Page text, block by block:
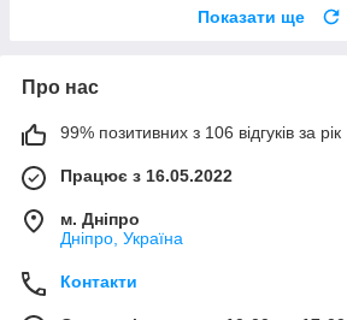
Показати ще
Про нас
99% позитивних з 106 відгуків за рік
Працює з 16.05.2022
м. Дніпро
Дніпро, Україна
Контакти